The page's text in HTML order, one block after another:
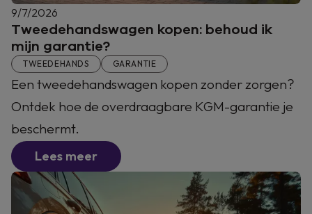
9/7/2026
Tweedehandswagen kopen: behoud ik
mijn garantie?
TWEEDEHANDS GARANTIE
Een tweedehandswagen kopen zonder zorgen?
Ontdek hoe de overdraagbare KGM-garantie je
beschermt.
Lees meer